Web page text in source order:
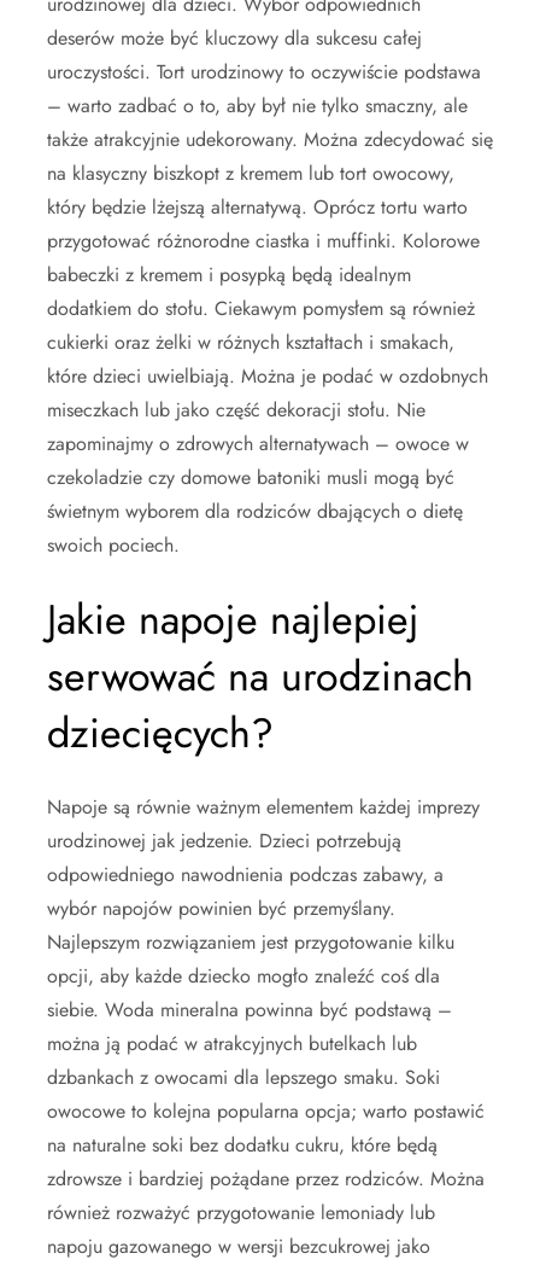
deserów może być kluczowy dla sukcesu całej
uroczystości. Tort urodzinowy to oczywiście podstawa
– warto zadbać o to, aby był nie tylko smaczny, ale
także atrakcyjnie udekorowany. Można zdecydować się
na klasyczny biszkopt z kremem lub tort owocowy,
który będzie lżejszą alternatywą. Oprócz tortu warto
przygotować różnorodne ciastka i muffinki. Kolorowe
babeczki z kremem i posypką będą idealnym
dodatkiem do stołu. Ciekawym pomysłem są również
cukierki oraz żelki w różnych kształtach i smakach,
które dzieci uwielbiają. Można je podać w ozdobnych
miseczkach lub jako część dekoracji stołu. Nie
zapominajmy o zdrowych alternatywach – owoce w
czekoladzie czy domowe batoniki musli mogą być
świetnym wyborem dla rodziców dbających o dietę
swoich pociech.
Jakie napoje najlepiej
serwować na urodzinach
dziecięcych?
Napoje są równie ważnym elementem każdej imprezy
urodzinowej jak jedzenie. Dzieci potrzebują
odpowiedniego nawodnienia podczas zabawy, a
wybór napojów powinien być przemyślany.
Najlepszym rozwiązaniem jest przygotowanie kilku
opcji, aby każde dziecko mogło znaleźć coś dla
siebie. Woda mineralna powinna być podstawą –
można ją podać w atrakcyjnych butelkach lub
dzbankach z owocami dla lepszego smaku. Soki
owocowe to kolejna popularna opcja; warto postawić
na naturalne soki bez dodatku cukru, które będą
zdrowsze i bardziej pożądane przez rodziców. Można
również rozważyć przygotowanie lemoniady lub
napoju gazowanego w wersji bezcukrowej jako